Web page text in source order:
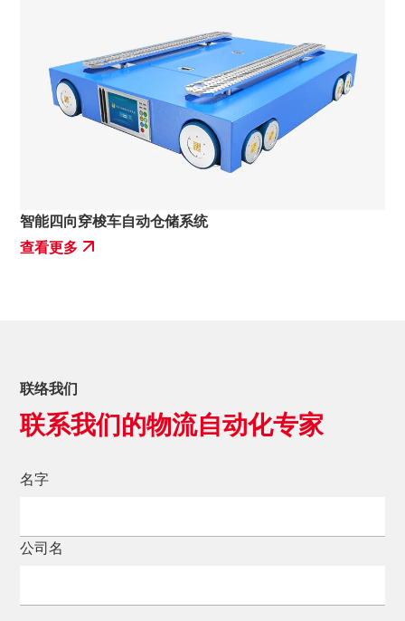
智能四向穿梭车自动仓储系统
查看更多
联络我们
联系我们的物流自动化专家
名字
公司名